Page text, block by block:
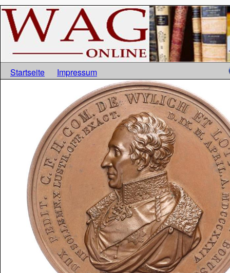
Startseite Impressum